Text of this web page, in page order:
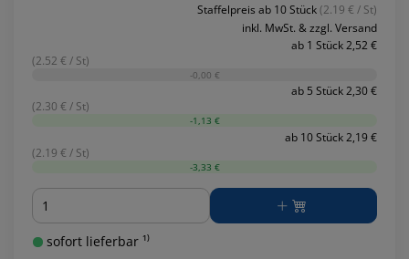
Staffelpreis ab 10 Stück(2.19 € / St)
inkl. MwSt. & zzgl. Versand
ab 1 Stück 2,52 €
(2.52 € / St)
-0,00 €
ab 5 Stück 2,30 €
(2.30 € / St)
-1,13 €
ab 10 Stück 2,19 €
(2.19 € / St)
-3,33 €
Menge
sofort lieferbar ¹⁾